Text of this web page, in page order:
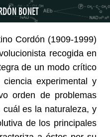
BONET
Cor­dón (1909-1999)
re­co­gi­da en
de un modo crí­ti­co
ex­pe­ri­men­tal y
orden de pro­ble­mas
cuál es la na­tu­ra­le­za, y
de los prin­ci­pa­les